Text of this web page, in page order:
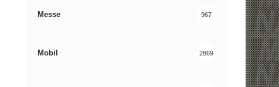
Messe 967
Mobil 2869